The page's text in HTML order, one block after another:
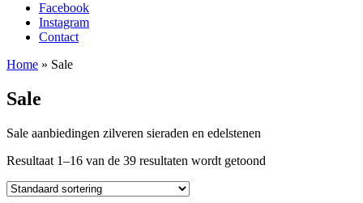
Facebook
Instagram
Contact
Home » Sale
Sale
Sale aanbiedingen zilveren sieraden en edelstenen
Resultaat 1–16 van de 39 resultaten wordt getoond